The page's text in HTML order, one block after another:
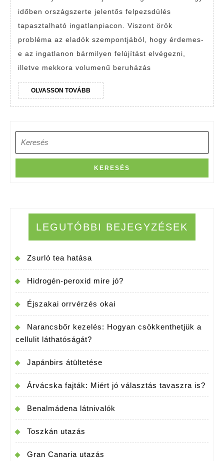
előtt?
időben országszerte jelentős felpezsdülés
tapasztalható ingatlanpiacon. Viszont örök
probléma az eladók szempontjából, hogy érdemes-
e az ingatlanon bármilyen felújítást elvégezni,
illetve mekkora volumenű beruházás
OLVASSON TOVÁBB OLVASSON
TOVÁBB
for:
LEGUTÓBBI BEJEGYZÉSEK
Zsurló tea hatása
Hidrogén-peroxid mire jó?
Éjszakai orrvérzés okai
Narancsbőr kezelés: Hogyan csökkenthetjük a
cellulit láthatóságát?
Japánbirs átültetése
Árvácska fajták: Miért jó választás tavaszra is?
Benalmádena látnivalók
Toszkán utazás
Gran Canaria utazás